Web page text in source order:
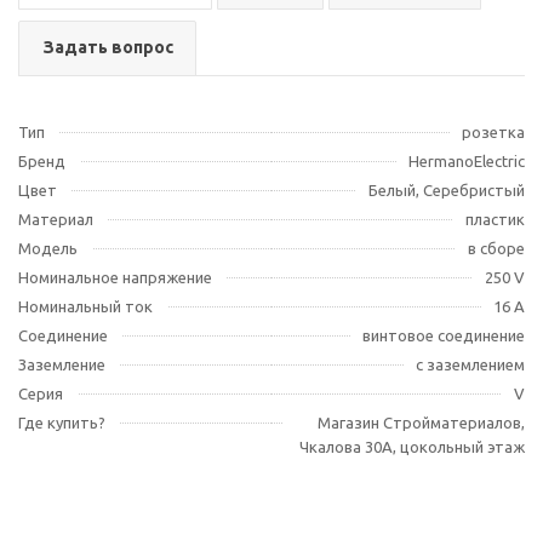
Задать вопрос
Тип
розетка
Бренд
HermanoElectric
Цвет
Белый, Серебристый
Материал
пластик
Модель
в сборе
Номинальное напряжение
250 V
Номинальный ток
16 A
Соединение
винтовое соединение
Заземление
с заземлением
Серия
V
Где купить?
Магазин Стройматериалов,
Чкалова 30А, цокольный этаж